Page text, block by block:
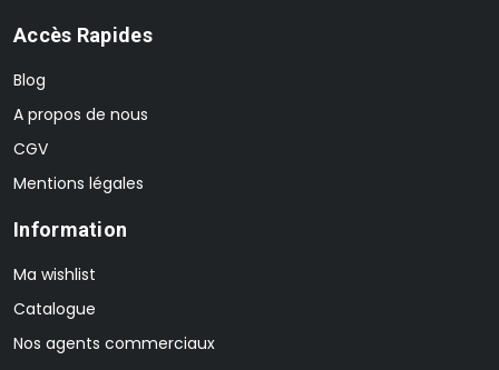
Accès Rapides
Blog
A propos de nous
CGV
Mentions légales
Information
Ma wishlist
Catalogue
Nos agents commerciaux